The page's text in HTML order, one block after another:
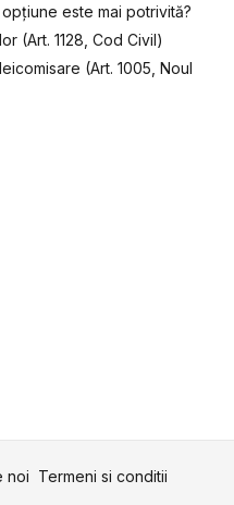
este mai potrivită?
(Art. 1128, Cod Civil)
(Art. 1005, Noul
noi Termeni si conditii